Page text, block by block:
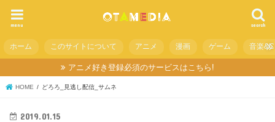
search
menu
ホーム このサイトについて アニメ 漫画 ゲーム 音楽
アニメ好き登録必須のサービスはこちら!
HOME どろろ_見逃し配信_サムネ
2019.01.15